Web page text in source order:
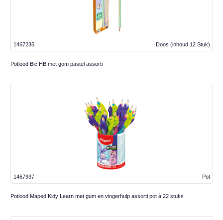
Doos (inhoud 12 Stuk)
1467235
Potlood Bic HB met gom pastel assorti
Pot
1467937
Potlood Maped Kidy Learn met gum en vingerhulp assorti pot à 22 stuks